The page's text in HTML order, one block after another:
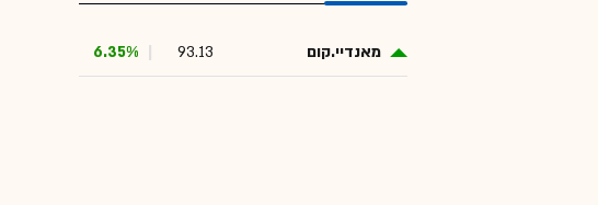
מאנדיי.קום 93.13
6.35%